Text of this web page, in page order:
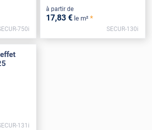
750i
à partir de
17,83 € le m² *
SECUR-130i
131i